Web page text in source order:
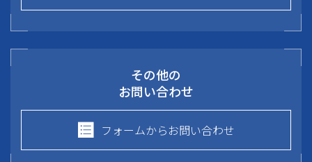
その他の
お問い合わせ
フォームからお問い合わせ